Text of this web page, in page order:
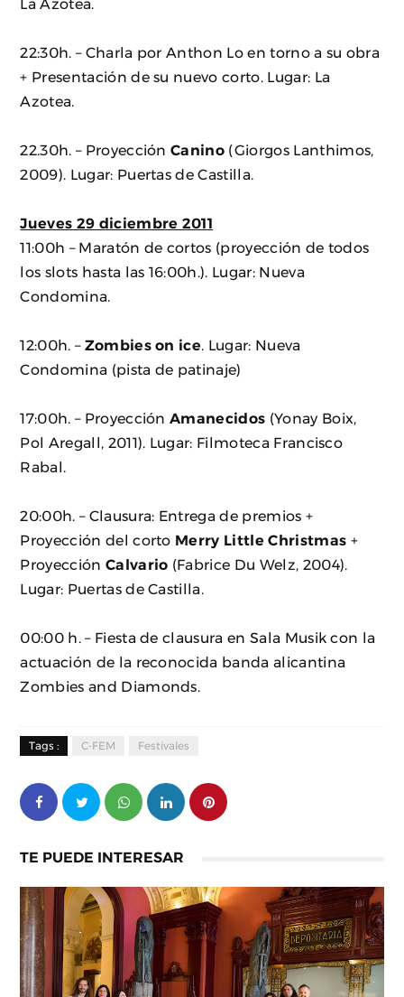
La Azotea.
22:30h. – Charla por Anthon Lo en torno a su obra
+ Presentación de su nuevo corto. Lugar: La
Azotea.
22.30h. – ProyecciónCanino (Giorgos Lanthimos,
2009). Lugar: Puertas de Castilla.
Jueves 29 diciembre 2011
11:00h – Maratón de cortos (proyección de todos
los slots hasta las 16:00h.). Lugar: Nueva
Condomina.
12:00h. – Zombies on ice . Lugar: Nueva
Condomina (pista de patinaje)
17:00h. – Proyección Amanecidos (Yonay Boix,
Pol Aregall, 2011). Lugar: Filmoteca Francisco
Rabal.
20:00h. – Clausura: Entrega de premios +
Proyección del corto Merry Little Christmas +
Proyección Calvario (Fabrice Du Welz, 2004).
Lugar: Puertas de Castilla.
00:00 h. – Fiesta de clausura en Sala Musik con la
actuación de la reconocida banda alicantina
Zombies and Diamonds.
Tags : C-FEM Festivales
TE PUEDE INTERESAR